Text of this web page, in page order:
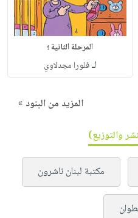
المرحلة الثانية ؛
لـفلورا مجدلاوي
المزيد من البنود »
والتوزيع)
مكتبة لبنان ناشرون